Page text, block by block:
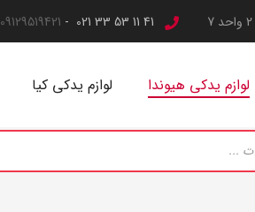
09129519421
لوازم یدکی هیوندا لوازم یدکی کیا